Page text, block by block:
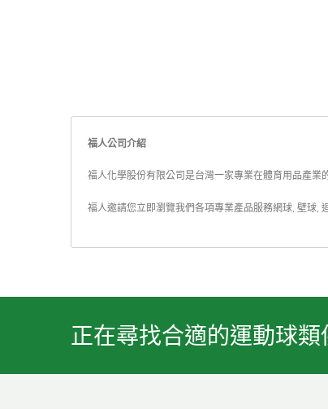
福人公司介紹
福人化學股份有限公司是台灣一家專業在體育用品產業
福人邀請您立即瀏覽我們各項專業產品服務網球 壁球
正在尋找合適的運動球類